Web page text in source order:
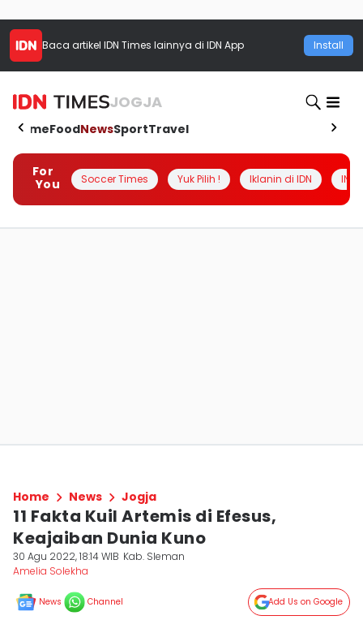
Baca artikel IDN Times lainnya di IDN App Install
JOGJA
HomeFoodNewsSportTravel
For
You
Soccer Times Yuk Pilih ! Iklanin di IDN
Home News Jogja
11 Fakta Kuil Artemis di Efesus,
Keajaiban Dunia Kuno
30 Agu 2022, 18:14 WIB Kab. Sleman
Amelia Solekha
News Channel Add Us on Google